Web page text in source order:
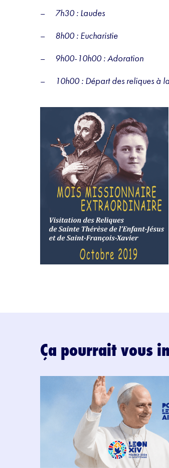
– 7h30 : Laudes
– 8h00 : Eucharistie
– 9h00-10h00 : Adoration
–
10h00 : Départ des reliques à
Ça pourrait vous